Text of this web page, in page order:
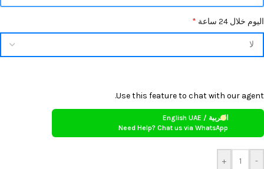
اليوم خلال 24 ساعة *
-
+
Use this feature to chat with our agent.
العربية / English UAE
Need Help? Chat us via WhatsApp